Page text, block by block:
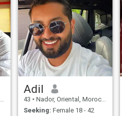
Adil
43 • Nador, Oriental, Morocco
Seeking: Female 18 - 42